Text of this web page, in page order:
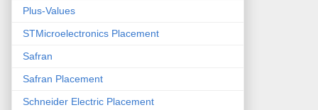
Plus-Values
STMicroelectronics Placement
Safran
Safran Placement
Schneider Electric Placement